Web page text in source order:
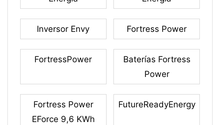
Inversor Envy Fortress Power
FortressPower
Baterías Fortress
Power
Fortress Power
EForce 9,6 KWh
FutureReadyEnergy